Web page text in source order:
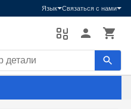
Язык Связаться с нами